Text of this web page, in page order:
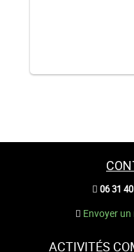
06 31
Envoyer
ACTIVITÉS